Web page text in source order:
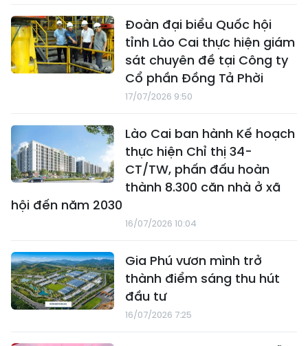
Đoàn đại biểu Quốc hội
tỉnh Lào Cai thực hiện giám
sát chuyên đề tại Công ty
Cổ phần Đồng Tả Phời
17/07/2026 9:50
Lào Cai ban hành Kế hoạch
thực hiện Chỉ thị 34-
CT/TW, phấn đấu hoàn
thành 8.300 căn nhà ở xã
hội đến năm 2030
16/07/2026 10:04
Gia Phú vươn mình trở
thành điểm sáng thu hút
đầu tư
16/07/2026 7:25